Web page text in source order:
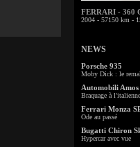
FERRARI - 360
2004 - 57150 km -
NEWS
Porsche 935
Moby Dick : le
Automobili
Braquage à l'italienne
Ferrari Monza
Ode au passé
Bugatti Chiron
Hypercar avec vue